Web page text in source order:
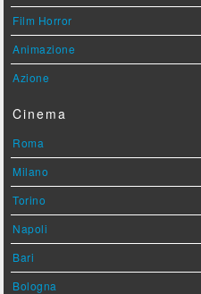
Film Horror
Animazione
Azione
Cinema
Roma
Milano
Torino
Napoli
Bari
Bologna